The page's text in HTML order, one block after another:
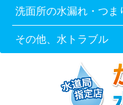
洗面所の水漏れ・つま
その他、水トラブル